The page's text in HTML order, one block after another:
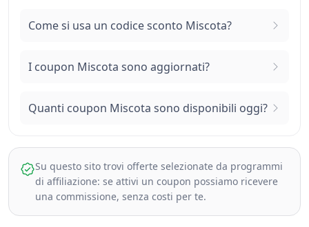
Come si usa un codice sconto Miscota?
I coupon Miscota sono aggiornati?
Quanti coupon Miscota sono disponibili oggi?
Su questo sito trovi offerte selezionate da programmi
di affiliazione: se attivi un coupon possiamo ricevere
una commissione, senza costi per te.